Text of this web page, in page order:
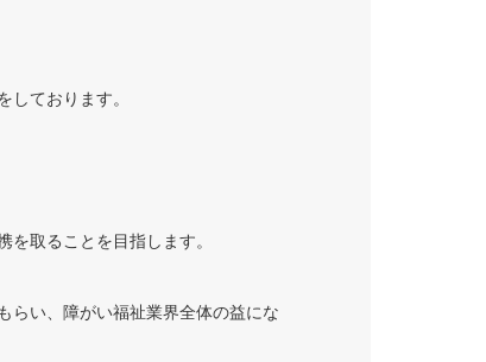
ております。
取ることを目指します。
らい、障がい福祉業界全体の益にな